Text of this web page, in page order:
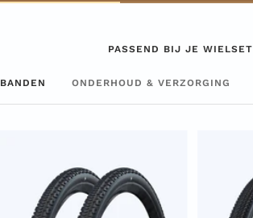
PASSEND BIJ JE WIELSET
BANDEN ONDERHOUD & VERZORGING